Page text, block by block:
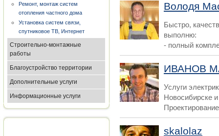
Ремонт, монтаж систем
отопления частного дома
Установка систем связи,
спутниковое ТВ, Интернет
Строительно-монтажные
работы
Благоустройство территории
Дополнительные услуги
Информационные услуги
Володя
Быстро,
выполню:
- полный
ИВАНОВ
Услуги
Новосибирске
skalolaz